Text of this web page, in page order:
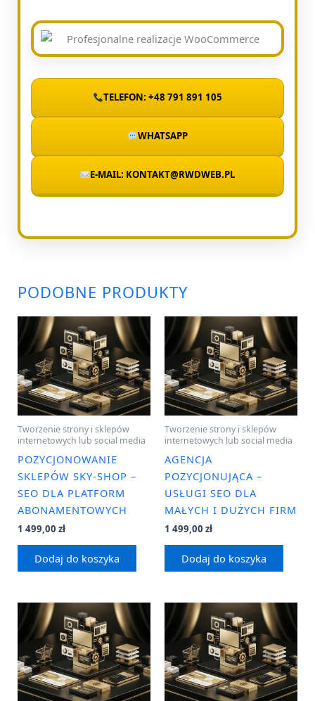
TELEFON: +48 791 891 105
WHATSAPP
E-MAIL: KONTAKT@RWDWEB.PL
PODOBNE PRODUKTY
Tworzenie strony i sklepów
internetowych lub social media
POZYCJONOWANIE
SKLEPÓW SKY-SHOP –
SEO DLA PLATFORM
ABONAMENTOWYCH
1 499,00 zł
Dodaj do koszyka
Tworzenie strony i sklepów
internetowych lub social media
AGENCJA
POZYCJONUJĄCA –
USŁUGI SEO DLA
MAŁYCH I DUŻYCH FIRM
1 499,00 zł
Dodaj do koszyka